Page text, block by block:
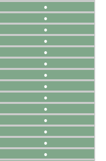
●
●
●
●
●
●
●
●
●
●
●
●
●
●